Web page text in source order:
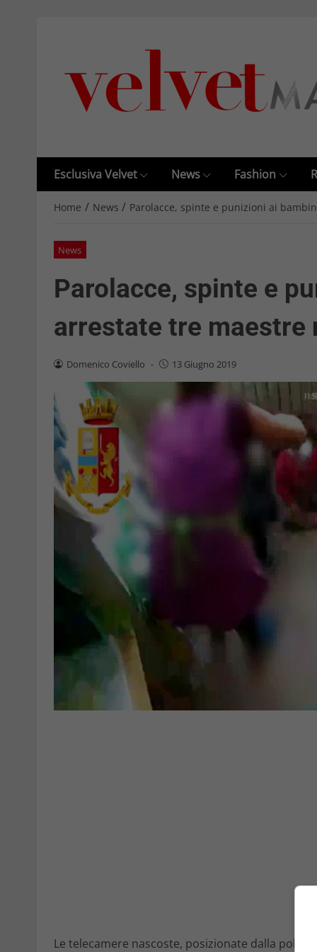
Esclusiva Velvet News Fashion
Home / News / Parolacce, spinte e punizioni ai
News
Parolacce, spinte e
arrestate tre maestre
Domenico Coviello - 13 Giugno 2019
Le telecamere nascoste, posizionate dalla